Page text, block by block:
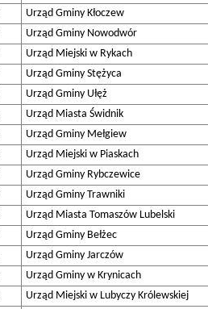
Urząd Gminy Kłoczew
Urząd Gminy Nowodwór
Urząd Miejski w Rykach
Urząd Gminy Stężyca
Urząd Gminy Ułęż
Urząd Miasta Świdnik
Urząd Gminy Mełgiew
Urząd Miejski w Piaskach
Urząd Gminy Rybczewice
Urząd Gminy Trawniki
Urząd Miasta Tomaszów Lubelski
Urząd Gminy Bełżec
Urząd Gminy Jarczów
Urząd Gminy w Krynicach
Urząd Miejski w Lubyczy Królewskiej